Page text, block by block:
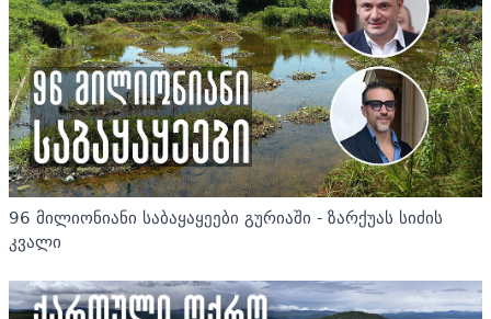
96 მილიონიანი საბაყაყეები გურიაში - ზარქუას სიძის
კვალი